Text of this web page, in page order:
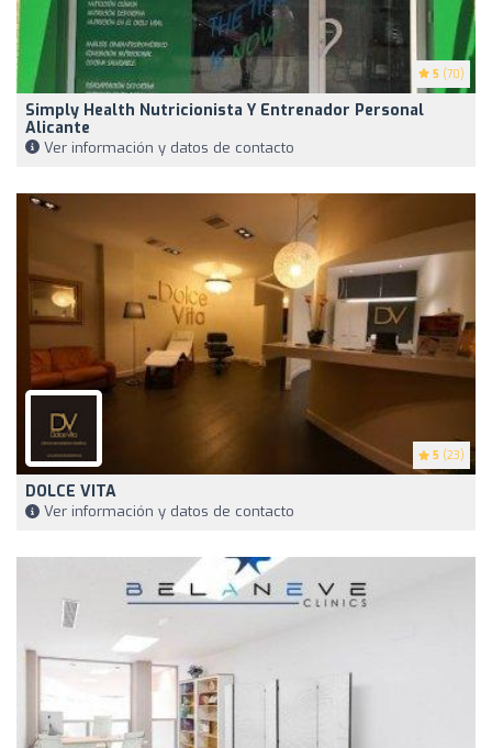
5 (70)
Simply Health Nutricionista Y Entrenador Personal
Alicante
Ver información y datos de contacto
5 (23)
DOLCE VITA
Ver información y datos de contacto